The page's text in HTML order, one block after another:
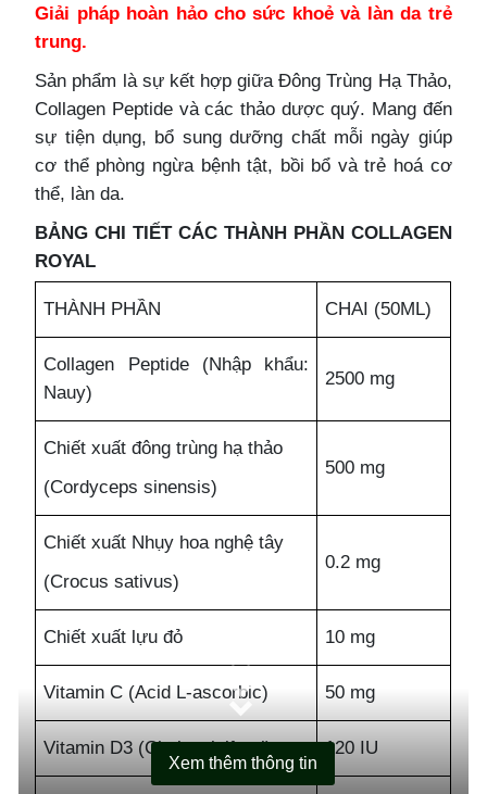
CHÍNH SÁCH BÁN HÀNG
Giải pháp hoàn hảo cho sức khoẻ và làn da trẻ
trung.
Sản phẩm là sự kết hợp giữa Đông Trùng Hạ Thảo,
Collagen Peptide và các thảo dược quý. Mang đến
sự tiện dụng, bổ sung dưỡng chất mỗi ngày giúp
cơ thể phòng ngừa bệnh tật, bồi bổ và trẻ hoá cơ
thể, làn da.
BẢNG CHI TIẾT CÁC THÀNH PHẦN COLLAGEN
ROYAL
THÀNH PHẦN CHAI (50ML)
Collagen Peptide (Nhập khẩu:
Nauy)
2500 mg
Chiết xuất đông trùng hạ thảo
(Cordyceps sinensis)
500 mg
Chiết xuất Nhụy hoa nghệ tây
(Crocus sativus)
0.2 mg
Chiết xuất lựu đỏ 10 mg
Vitamin C (Acid L-ascorbic) 50 mg
Vitamin D3 (Cholecalciferol) 120 IU
Xem thêm thông tin